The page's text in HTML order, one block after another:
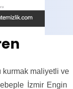
kurmak maliyetli ve
İzmir Engin